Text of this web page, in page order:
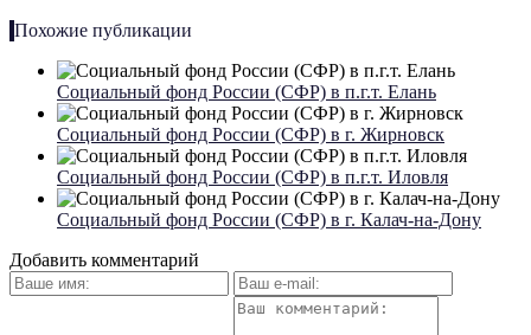
Похожие публикации
Социальный фонд России (СФР) в п.г.т. Елань
Социальный фонд России (СФР) в г. Жирновск
Социальный фонд России (СФР) в п.г.т. Иловля
Социальный фонд России (СФР) в г. Калач-на-Дону
Добавить комментарий